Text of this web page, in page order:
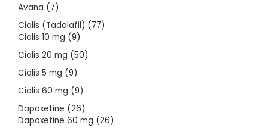
Avana 77
products
Cialis (Tadalafil) 7777
Cialis 10 mg 99
products
Cialis 20 mg 5050
Cialis 5 mg 99
products
Cialis 60 mg 99
products
Dapoxetine 2626
products
Dapoxetine 60 mg 2626